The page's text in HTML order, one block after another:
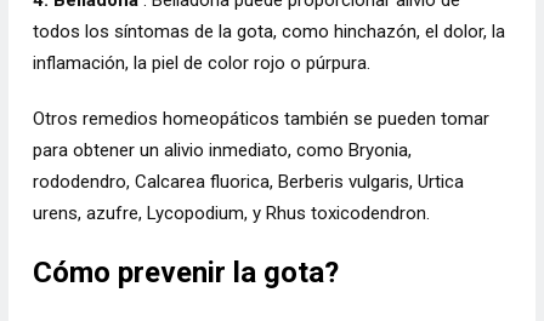
todos los síntomas de la gota, como hinchazón, el dolor, la
inflamación, la piel de color rojo o púrpura.
Otros remedios homeopáticos también se pueden tomar
para obtener un alivio inmediato, como Bryonia,
rododendro, Calcarea fluorica, Berberis vulgaris, Urtica
urens, azufre, Lycopodium, y Rhus toxicodendron.
Cómo prevenir la gota?